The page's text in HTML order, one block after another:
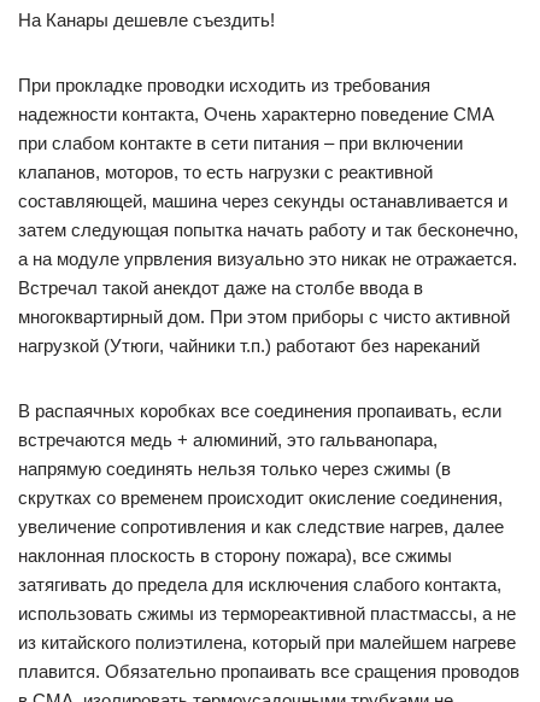
На Канары дешевле съездить!
При прокладке проводки исходить из требования
надежности контакта, Очень характерно поведение СМА
при слабом контакте в сети питания – при включении
клапанов, моторов, то есть нагрузки с реактивной
составляющей, машина через секунды останавливается и
затем следующая попытка начать работу и так бесконечно,
а на модуле упрвления визуально это никак не отражается.
Встречал такой анекдот даже на столбе ввода в
многоквартирный дом. При этом приборы с чисто активной
нагрузкой (Утюги, чайники т.п.) работают без нареканий
В распаячных коробках все соединения пропаивать, если
встречаются медь + алюминий, это гальванопара,
напрямую соединять нельзя только через сжимы (в
скрутках со временем происходит окисление соединения,
увеличение сопротивления и как следствие нагрев, далее
наклонная плоскость в сторону пожара), все сжимы
затягивать до предела для исключения слабого контакта,
использовать сжимы из термореактивной пластмассы, а не
из китайского полиэтилена, который при малейшем нагреве
плавится. Обязательно пропаивать все сращения проводов